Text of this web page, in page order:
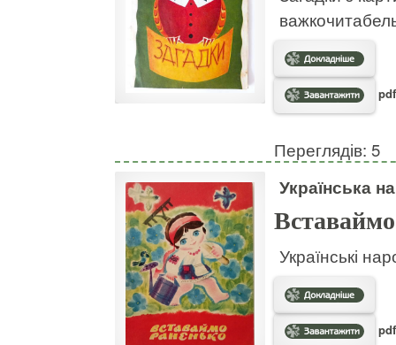
Переглядів: 5
Українська
Українські